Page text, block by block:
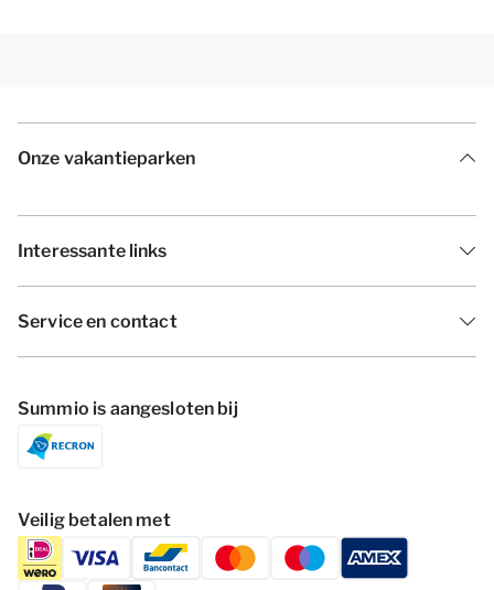
Onze vakantieparken
Interessante links
Service en contact
Summio is aangesloten bij
Veilig betalen met